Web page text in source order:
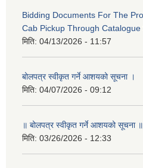
Bidding Documents For The
Cab Pickup Through
मिति: 04/13/2026 - 11:57
बोलपत्र स्वीकृत गर्ने आशयको सूचना ।
मिति: 04/07/2026 - 09:12
॥ बोलपत्र स्वीकृत गर्ने आशयको सूचना ॥
मिति: 03/26/2026 - 12:33